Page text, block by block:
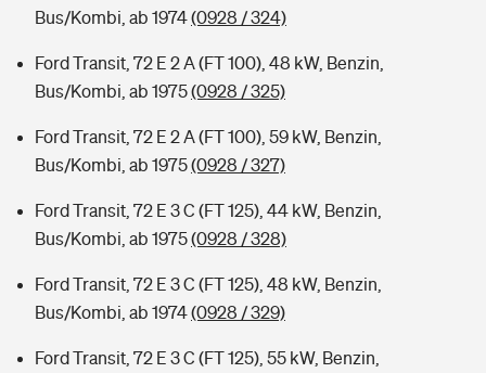
Bus/Kombi, ab 1974(0928 / 324)
Ford Transit, 72 E 2 A (FT 100), 48 kW, Benzin,
Bus/Kombi, ab 1975(0928 / 325)
Ford Transit, 72 E 2 A (FT 100), 59 kW, Benzin,
Bus/Kombi, ab 1975(0928 / 327)
Ford Transit, 72 E 3 C (FT 125), 44 kW, Benzin,
Bus/Kombi, ab 1975(0928 / 328)
Ford Transit, 72 E 3 C (FT 125), 48 kW, Benzin,
Bus/Kombi, ab 1974(0928 / 329)
Ford Transit, 72 E 3 C (FT 125), 55 kW, Benzin,